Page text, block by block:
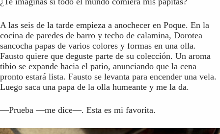
A las seis de la tarde empieza a anochecer en Poque. En la
cocina de paredes de barro y techo de calamina, Dorotea
sancocha papas de varios colores y formas en una olla.
Fausto quiere que deguste parte de su colección. Un aroma
tibio se expande hacia el patio, anunciando que la cena
pronto estará lista. Fausto se levanta para encender una vela.
Luego saca una papa de la olla humeante y me la da.
—Prueba —me dice—. Esta es mi favorita.